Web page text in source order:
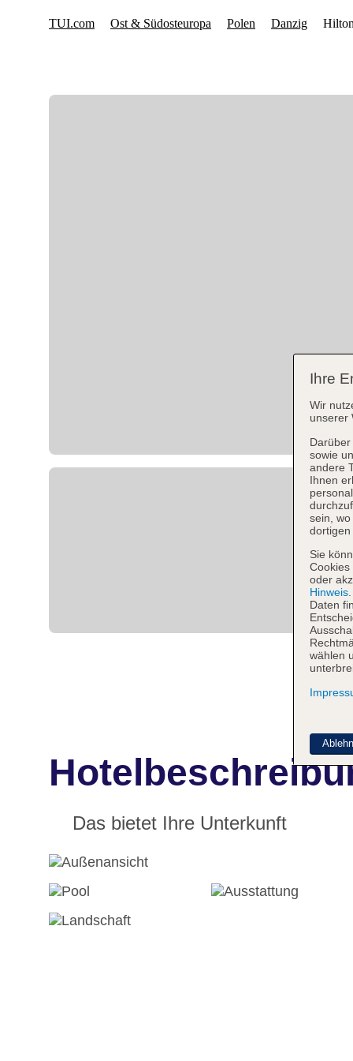
Das bietet Ihre Unterkunft
Ihre
Wir
unserer
sowie
andere
Ihnen
sein,
dortigen
Sie
Cookies
oder
Hinweis
Daten
wählen